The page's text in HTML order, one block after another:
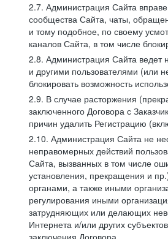
2.7. Администрация Сайта
сообщества Сайта, чаты,
и тому подобное, по своему
каналов Сайта, в том числе
2.8. Администрация Сайта ведет
и другими пользователями (или
блокировать возможность
2.9. В случае расторжения
заключенного Договора с
причин удалить Регистрацию
2.10. Администрация Сайта не
неправомерных действий
Сайта, вызванных в том числе
установления, прекращения и
органами, а также иными
регулирования иными
затрудняющих или делающих
Интернета и/или других
заключения Договора.